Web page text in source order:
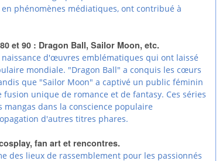
phénomènes médiatiques, ont contribué à
et 90 : Dragon Ball, Sailor Moon, etc.
d'œuvres emblématiques qui ont laissé
mondiale. "Dragon Ball" a conquis les cœurs
que "Sailor Moon" a captivé un public féminin
unique de romance et de fantasy. Ces séries
dans la conscience populaire
d'autres titres phares.
fan art et rencontres.
des lieux de rassemblement pour les passionnés